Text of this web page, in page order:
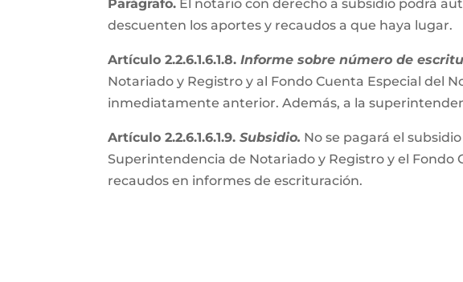
Parágrafo. El notario con derecho a subsidio podrá
descuenten los aportes y recaudos a que haya lugar.
Artículo 2.2.6.1.6.1.8.Informe sobre número de
Notariado y Registro y al Fondo Cuenta Especial del
inmediatamente anterior. Además, a la
Artículo 2.2.6.1.6.1.9.Subsidio. No se pagará el
Superintendencia de Notariado y Registro y el Fondo
recaudos en informes de escrituración.